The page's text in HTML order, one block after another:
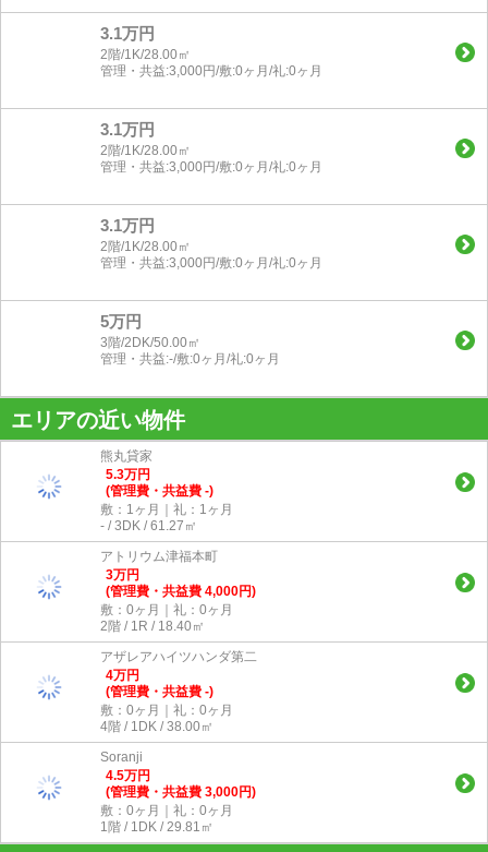
3.1万円
2階/1K/28.00㎡
管理・共益:3,000円/敷:0ヶ月/礼:0ヶ月
3.1万円
2階/1K/28.00㎡
管理・共益:3,000円/敷:0ヶ月/礼:0ヶ月
3.1万円
2階/1K/28.00㎡
管理・共益:3,000円/敷:0ヶ月/礼:0ヶ月
5万円
3階/2DK/50.00㎡
管理・共益:-/敷:0ヶ月/礼:0ヶ月
エリアの近い物件
熊丸貸家
5.3万円
(管理費・共益費 -)
敷：1ヶ月｜礼：1ヶ月
- / 3DK / 61.27㎡
アトリウム津福本町
3万円
(管理費・共益費 4,000円)
敷：0ヶ月｜礼：0ヶ月
2階 / 1R / 18.40㎡
アザレアハイツハンダ第二
4万円
(管理費・共益費 -)
敷：0ヶ月｜礼：0ヶ月
4階 / 1DK / 38.00㎡
Soranji
4.5万円
(管理費・共益費 3,000円)
敷：0ヶ月｜礼：0ヶ月
1階 / 1DK / 29.81㎡